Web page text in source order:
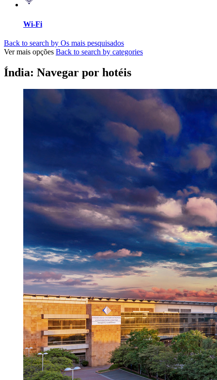
Wi-Fi
Back to search by Os mais pesquisados
Ver mais opções Back to search by categories
Índia: Navegar por hotéis